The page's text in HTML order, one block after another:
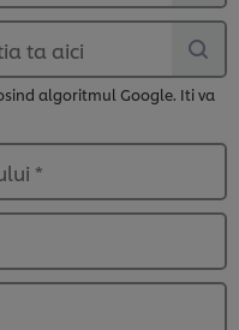
ta aici
algoritmul Google. Iti va
*